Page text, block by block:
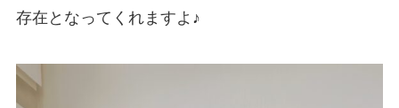
存在となってくれますよ♪